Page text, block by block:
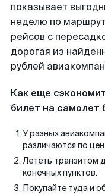
показывает
неделю по
рейсов с
дорогая из
рублей
Как еще
билет на самолет
У разных
различаются по
Лететь транзитом
конечных пунктов.
Покупайте туда и